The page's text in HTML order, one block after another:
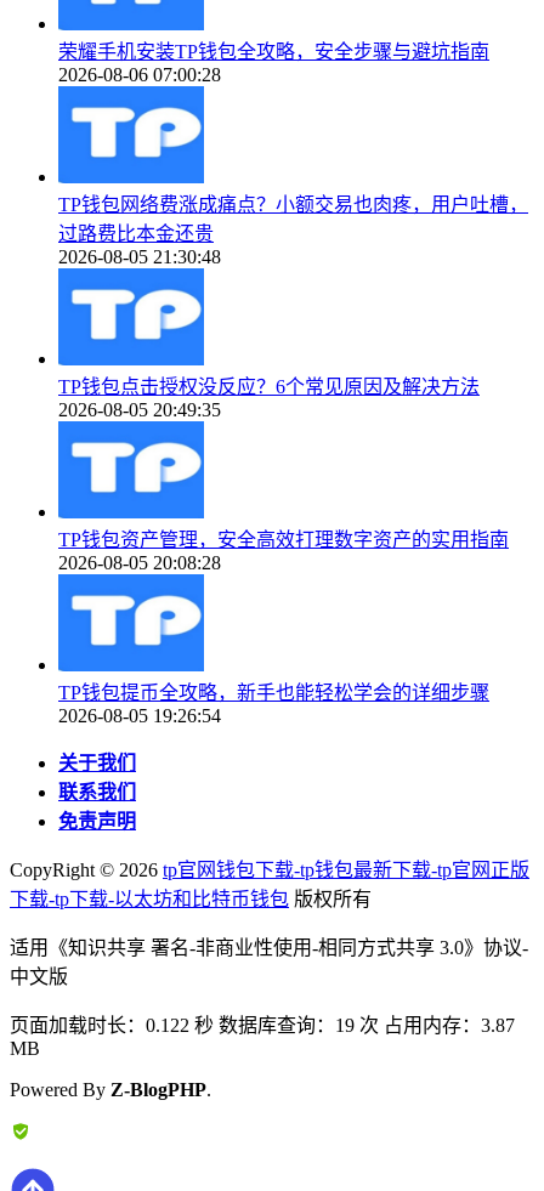
荣耀手机安装TP钱包全攻略，安全步骤与避坑指南
2026-08-06 07:00:28
TP钱包网络费涨成痛点？小额交易也肉疼，用户吐槽，
过路费比本金还贵
2026-08-05 21:30:48
TP钱包点击授权没反应？6个常见原因及解决方法
2026-08-05 20:49:35
TP钱包资产管理，安全高效打理数字资产的实用指南
2026-08-05 20:08:28
TP钱包提币全攻略，新手也能轻松学会的详细步骤
2026-08-05 19:26:54
关于我们
联系我们
免责声明
CopyRight © 2026 tp官网钱包下载-tp钱包最新下载-tp官网正版
下载-tp下载-以太坊和比特币钱包 版权所有
适用《知识共享 署名-非商业性使用-相同方式共享 3.0》协议-
中文版
页面加载时长：0.122 秒 数据库查询：19 次 占用内存：3.87
MB
Powered By Z-BlogPHP.